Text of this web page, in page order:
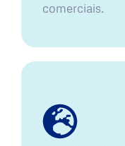
comerciais.